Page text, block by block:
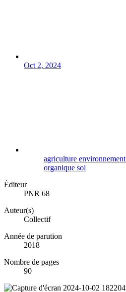
Oct 2, 2024
agriculture environnement
organique sol
Éditeur
PNR 68
Auteur(s)
Collectif
Année de parution
2018
Nombre de pages
90